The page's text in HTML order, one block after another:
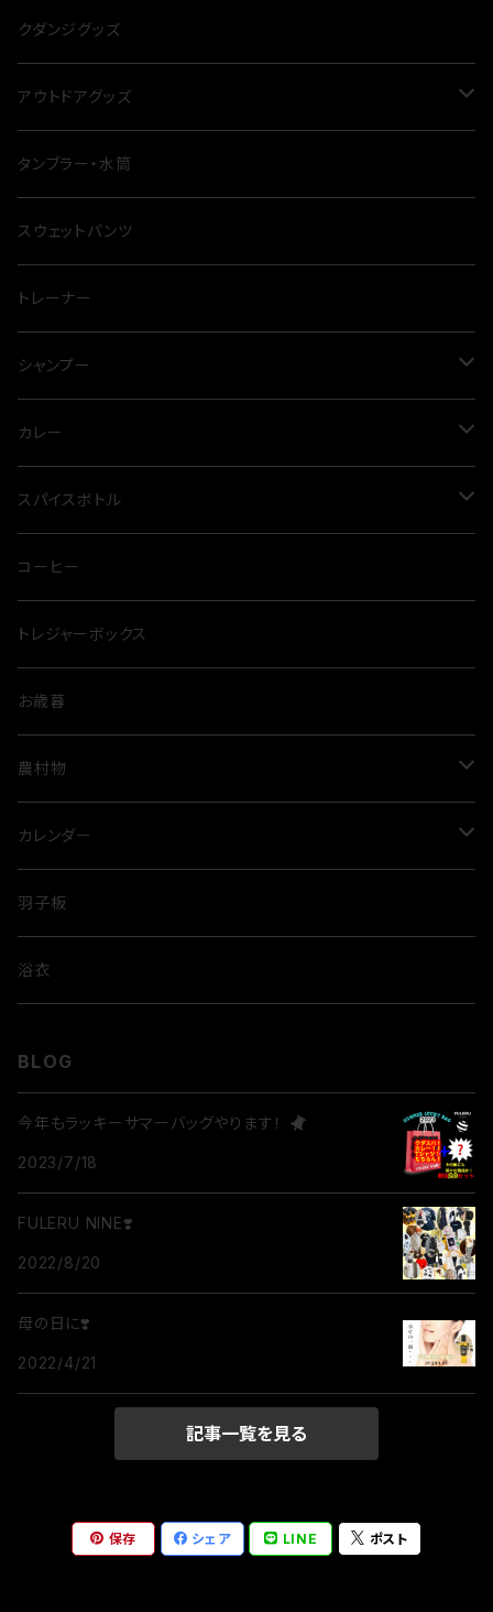
冬
クダンジグッズ
アウトドアグッズ
ナイフ
テーブル
シート
鍋
四脚
三点セット
クッカー
タンブラー・水筒
スウェットパンツ
トレーナー
シャンプー
トリートメント
スカルプケア
ドッグシャンプー
カレー
グリーンカレー
スパイスボトル
クダスパ
コーヒー
トレジャーボックス
お歳暮
農村物
ルビートマト
米
カレンダー
歌舞伎
隈取
羽子板
浴衣
BLOG
今年もラッキーサマーバッグやります！
2023/7/18
FULERU NINE❣️
2022/8/20
母の日に❣️
2022/4/21
記事一覧を見る
保存 シェア LINE ポスト